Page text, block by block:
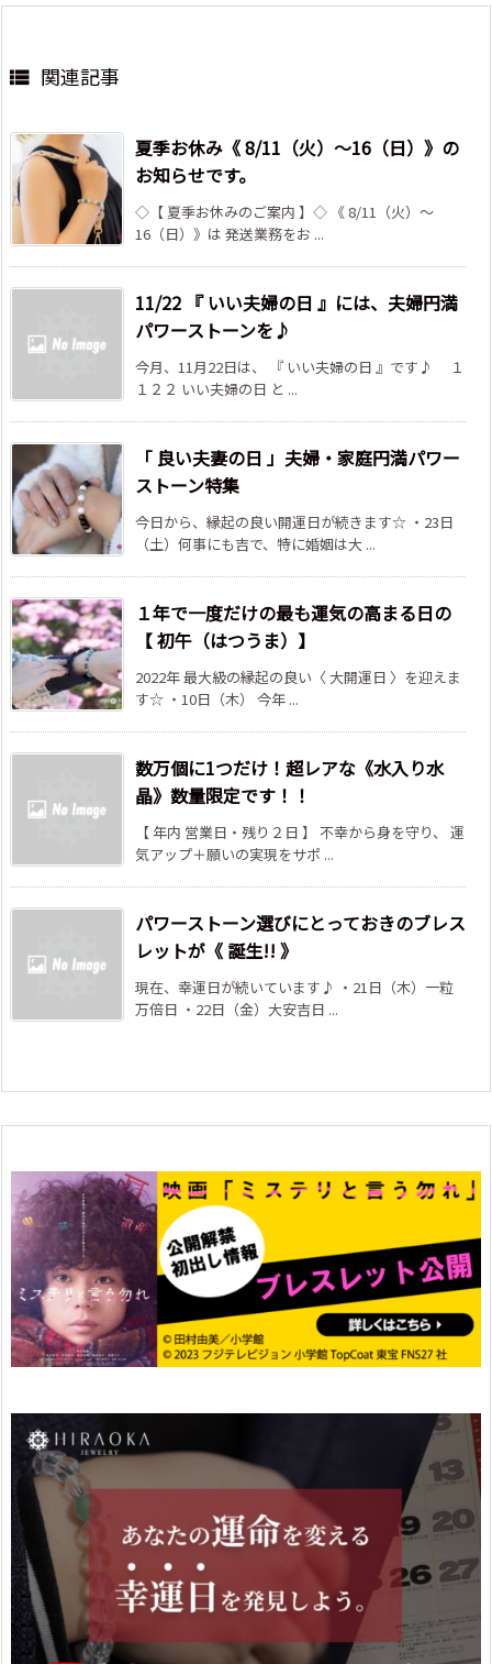
 関連記事
夏季お休み《 8/11（火）～16（日）》の
お知らせです。
◇【 夏季お休みのご案内 】◇ 《 8/11（火）～
16（日）》は 発送業務をお ...
11/22 『 いい夫婦の日 』には、夫婦円満
パワーストーンを♪
今月、11月22日は、 『 いい夫婦の日 』です♪ １
１２２ いい夫婦の日 と ...
「 良い夫妻の日 」夫婦・家庭円満パワー
ストーン特集
今日から、縁起の良い開運日が続きます☆ ・23日
（土）何事にも吉で、特に婚姻は大 ...
１年で一度だけの最も運気の高まる日の
【 初午（はつうま）】
2022年 最大級の縁起の良い〈 大開運日 〉を迎えま
す☆ ・10日（木） 今年 ...
数万個に1つだけ！超レアな《水入り水
晶》数量限定です！！
【 年内 営業日・残り２日 】 不幸から身を守り、 運
気アップ＋願いの実現をサポ ...
パワーストーン選びにとっておきのブレス
レットが《 誕生!! 》
現在、幸運日が続いています♪ ・21日（木）一粒
万倍日 ・22日（金）大安吉日 ...